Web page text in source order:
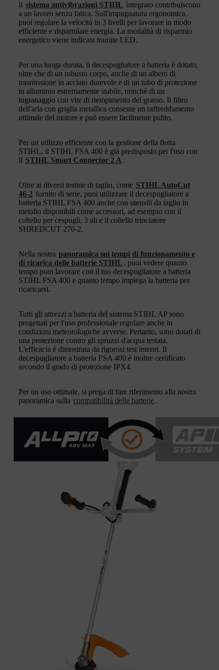
il sistema antivibrazioni STIHL integrato contribuiscono
a un lavoro senza fatica. Sull'impugnatura ergonomica,
puoi regolare la velocità in 3 livelli per lavorare in modo
efficiente e risparmiare energia. La modalità di risparmio
energetico viene indicata tramite LED.
Per una lunga durata, il decespugliatore a batteria è dotato,
oltre che di un robusto corpo, anche di un albero di
trasmissione in acciaio durevole e di un tubo di protezione
in alluminio estremamente stabile, nonché di un
ingranaggio con vite di riempimento del grasso. Il filtro
dell'aria con griglia metallica consente un raffreddamento
ottimale del motore e può essere facilmente pulito.
Per un utilizzo efficiente con la gestione della flotta
STIHL, il STIHL FSA 400 è già predisposto per l'uso con
il STIHL Smart Connector 2 A .
Oltre ai diversi testine di taglio, come STIHL AutoCut
46-2 fornito di serie, puoi utilizzare il decespugliatore a
batteria STIHL FSA 400 anche con utensili da taglio in
metallo disponibili come accessori, ad esempio con il
coltello per cespugli, 3 ali e il coltello trinciatore
SHREDCUT 270-2.
Nella nostra panoramica sui tempi di funzionamento e
di ricarica delle batterie STIHL , puoi vedere quanto
tempo puoi lavorare con il tuo decespugliatore a batteria
STIHL FSA 400 e quanto tempo impiega la batteria per
ricaricarsi.
Tutti gli attrezzi a batteria del sistema STIHL AP sono
progettati per l'uso professionale regolare anche in
condizioni meteorologiche avverse. Pertanto, sono dotati di
una protezione contro gli spruzzi d'acqua testata.
L'efficacia è dimostrata da rigorosi test interni. Il
decespugliatore a batteria FSA 400 è inoltre certificato
secondo il grado di protezione IPX4.
Per un uso ottimale, si prega di fare riferimento alla nostra
panoramica sulla compatibilità delle batterie.